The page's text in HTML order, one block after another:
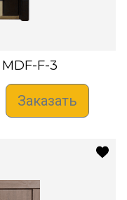
MDF-F-3
Заказать